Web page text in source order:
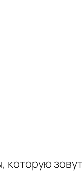
которую